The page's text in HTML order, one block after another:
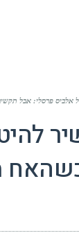
אלביס פרסלי: אבל